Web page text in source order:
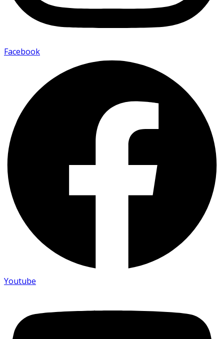
Facebook
Youtube